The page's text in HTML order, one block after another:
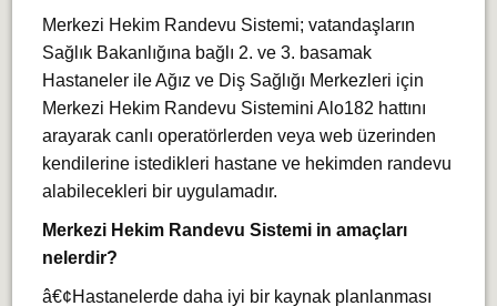
Merkezi Hekim Randevu Sistemi; vatandaşların
Sağlık Bakanlığına bağlı 2. ve 3. basamak
Hastaneler ile Ağız ve Diş Sağlığı Merkezleri için
Merkezi Hekim Randevu Sistemini Alo182 hattını
arayarak canlı operatörlerden veya web üzerinden
kendilerine istedikleri hastane ve hekimden randevu
alabilecekleri bir uygulamadır.
Merkezi Hekim Randevu Sistemi in amaçları
nelerdir?
â€¢Hastanelerde daha iyi bir kaynak planlanması